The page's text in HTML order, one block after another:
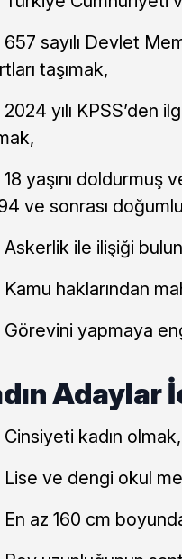
657 sayılı Devlet
taşımak,
2024 yılı KPSS’den
18 yaşını doldurmuş
ve sonrası
Askerlik ile ilişiği
Kamu haklarından
Görevini yapmaya
Adaylar
Cinsiyeti kadın olmak,
Lise ve dengi okul
En az 160 cm